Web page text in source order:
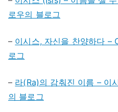
로우의 블로그
– 이시스, 자신을 찬양하다 –
로그
– 라(Ra)의 감춰진 이름 – 이
의 블로그